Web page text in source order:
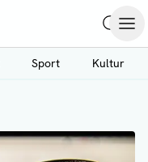
Sport Kultur